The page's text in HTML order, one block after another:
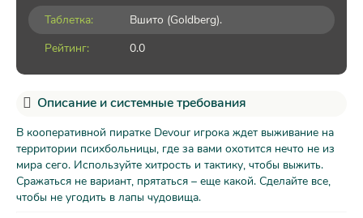
Таблетка:
Вшито (Goldberg).
Рейтинг:
0.0
Описание и системные требования
В кооперативной пиратке Devour игрока ждет выживание на
территории психбольницы, где за вами охотится нечто не из
мира сего. Используйте хитрость и тактику, чтобы выжить.
Сражаться не вариант, прятаться – еще какой. Сделайте все,
чтобы не угодить в лапы чудовища.